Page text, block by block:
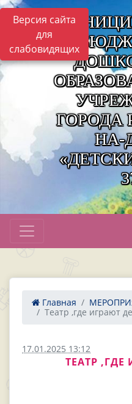
Версия сайта
для
слабовидящих
ГОРОДА
НА-
Главная
Театр ,где играют
17.01.2025 13:12
ТЕАТР ,ГДЕ